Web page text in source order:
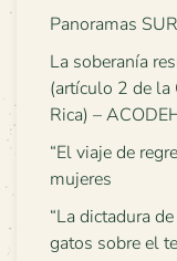
Panoramas
La soberanía
(artículo 2 de la
Rica) –
“El viaje de
mujeres
“La dictadura
gatos sobre el